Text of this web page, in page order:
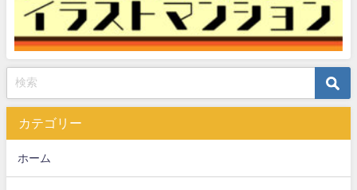
カテゴリー
ホーム